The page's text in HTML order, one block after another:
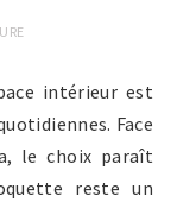
intérieur est
Face
le choix paraît
reste un